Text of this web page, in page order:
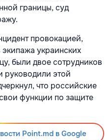
границы, суд
провокацией,
экипажа украинских
были двое сотрудников
руководили этой
что российские
функции по защите
Point.md в Google